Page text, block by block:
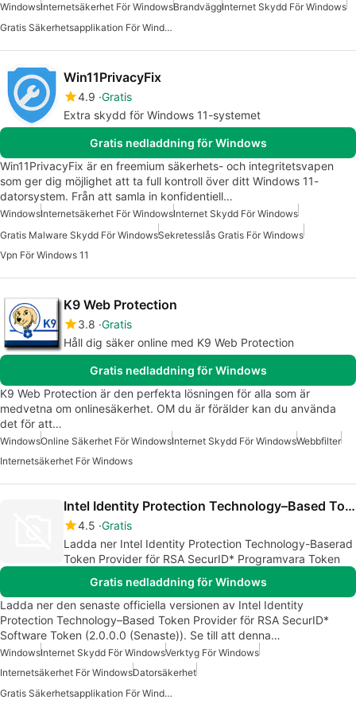
WindowsInternetsäkerhet För WindowsBrandväggInternet Skydd För Windows
Gratis Säkerhetsapplikation För Windows
Win11PrivacyFix
4.9 Gratis
Extra skydd för Windows 11-systemet
Gratis nedladdning för Windows
Win11PrivacyFix är en freemium säkerhets- och integritetsvapen
som ger dig möjlighet att ta full kontroll över ditt Windows 11-
datorsystem. Från att samla in konfidentiell…
WindowsInternetsäkerhet För WindowsInternet Skydd För Windows
Gratis Malware Skydd För WindowsSekretesslås Gratis För Windows
Vpn För Windows 11
K9 Web Protection
3.8 Gratis
Håll dig säker online med K9 Web Protection
Gratis nedladdning för Windows
K9 Web Protection är den perfekta lösningen för alla som är
medvetna om onlinesäkerhet. OM du är förälder kan du använda
det för att…
WindowsOnline Säkerhet För WindowsInternet Skydd För WindowsWebbfilter
Internetsäkerhet För Windows
Intel Identity Protection Technology–Based Token Provider
4.5 Gratis
Ladda ner Intel Identity Protection Technology-Baserad
Token Provider för RSA SecurID* Programvara Token
Gratis nedladdning för Windows
Ladda ner den senaste officiella versionen av Intel Identity
Protection Technology–Based Token Provider för RSA SecurID*
Software Token (2.0.0.0 (Senaste)). Se till att denna…
WindowsInternet Skydd För WindowsVerktyg För Windows
Internetsäkerhet För WindowsDatorsäkerhet
Gratis Säkerhetsapplikation För Windows